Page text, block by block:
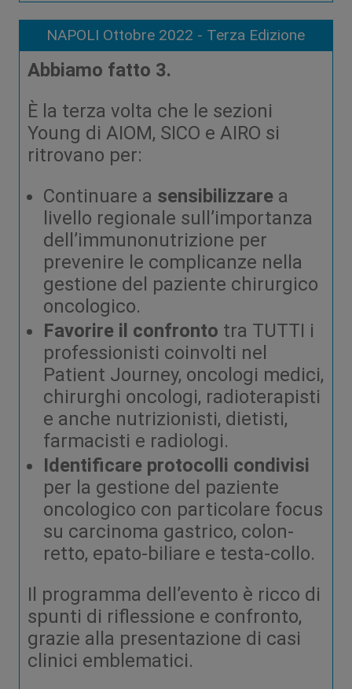
NAPOLI Ottobre 2022 - Terza Edizione
Abbiamo fatto 3.
È la terza volta che le sezioni
Young di AIOM, SICO e AIRO si
ritrovano per:
Continuare a sensibilizzare a
livello regionale sull’importanza
dell’immunonutrizione per
prevenire le complicanze nella
gestione del paziente chirurgico
oncologico.
Favorire il confronto tra TUTTI i
professionisti coinvolti nel
Patient Journey, oncologi medici,
chirurghi oncologi, radioterapisti
e anche nutrizionisti, dietisti,
farmacisti e radiologi.
Identificare protocolli condivisi
per la gestione del paziente
oncologico con particolare focus
su carcinoma gastrico, colon-
retto, epato-biliare e testa-collo.
Il programma dell’evento è ricco di
spunti di riflessione e confronto,
grazie alla presentazione di casi
clinici emblematici.